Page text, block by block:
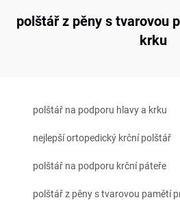
polštář z pěny s tvarovou
krku
polštář na podporu hlavy a krku
nejlepší ortopedický krční polštář
polštář na podporu krční páteře
polštář z pěny s tvarovou pamětí